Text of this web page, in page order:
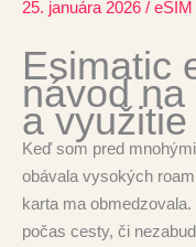
25. januára 2026 / eSIM
Esimatic
návod
a
Keď som pred
obávala vysokých
karta ma
počas cesty, či